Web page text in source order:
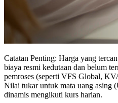
Catatan Penting: Harga yang
biaya resmi kedutaan dan belum
pemroses (seperti VFS Global,
Nilai tukar untuk mata uang asing
dinamis mengikuti kurs harian.